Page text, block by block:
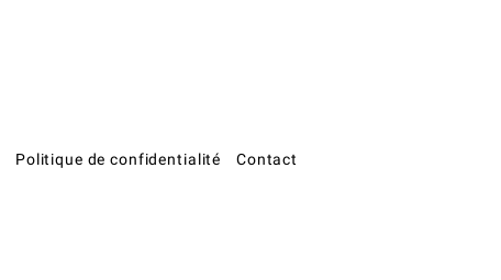
Politique de confidentialité Contact